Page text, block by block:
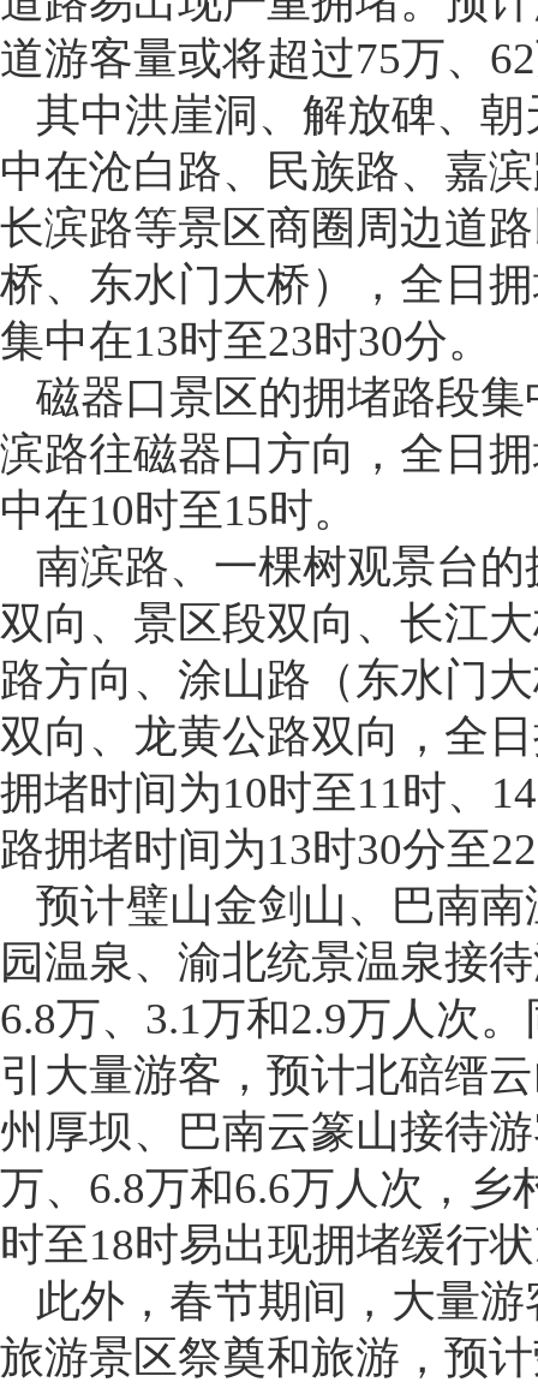
道游客量或将超过75万、
其中洪崖洞、解放碑、
中在沧白路、民族路、嘉
长滨路等景区商圈周边道
桥、东水门大桥），全日
集中在13时至23时30分。
磁器口景区的拥堵路段
滨路往磁器口方向，全日
中在10时至15时。
南滨路、一棵树观景台
双向、景区段双向、长江
路方向、涂山路（东水门
双向、龙黄公路双向，全
拥堵时间为10时至11时、
路拥堵时间为13时30分至
预计璧山金剑山、巴南
园温泉、渝北统景温泉接
6.8万、3.1万和2.9万人次
引大量游客，预计北碚缙
州厚坝、巴南云篆山接待
万、6.8万和6.6万人次，乡
时至18时易出现拥堵缓行
此外，春节期间，大量
旅游景区祭奠和旅游，预